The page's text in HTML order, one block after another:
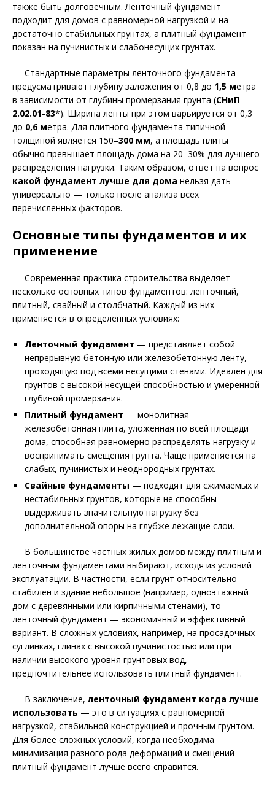
также быть долговечным. Ленточный фундамент
подходит для домов с равномерной нагрузкой и на
достаточно стабильных грунтах, а плитный фундамент
показан на пучинистых и слабонесущих грунтах.
Стандартные параметры ленточного фундамента
предусматривают глубину заложения от 0,8 до 1,5 метра
в зависимости от глубины промерзания грунта (СНиП
2.02.01-83*). Ширина ленты при этом варьируется от 0,3
до 0,6 метра. Для плитного фундамента типичной
толщиной является 150–300 мм, а площадь плиты
обычно превышает площадь дома на 20–30% для лучшего
распределения нагрузки. Таким образом, ответ на вопрос
какой фундамент лучше для дома нельзя дать
универсально — только после анализа всех
перечисленных факторов.
Основные типы фундаментов и их
применение
Современная практика строительства выделяет
несколько основных типов фундаментов: ленточный,
плитный, свайный и столбчатый. Каждый из них
применяется в определённых условиях:
Ленточный фундамент — представляет собой
непрерывную бетонную или железобетонную ленту,
проходящую под всеми несущими стенами. Идеален для
грунтов с высокой несущей способностью и умеренной
глубиной промерзания.
Плитный фундамент — монолитная
железобетонная плита, уложенная по всей площади
дома, способная равномерно распределять нагрузку и
воспринимать смещения грунта. Чаще применяется на
слабых, пучинистых и неоднородных грунтах.
Свайные фундаменты — подходят для сжимаемых и
нестабильных грунтов, которые не способны
выдерживать значительную нагрузку без
дополнительной опоры на глубже лежащие слои.
В большинстве частных жилых домов между плитным и
ленточным фундаментами выбирают, исходя из условий
эксплуатации. В частности, если грунт относительно
стабилен и здание небольшое (например, одноэтажный
дом с деревянными или кирпичными стенами), то
ленточный фундамент — экономичный и эффективный
вариант. В сложных условиях, например, на просадочных
суглинках, глинах с высокой пучинистостью или при
наличии высокого уровня грунтовых вод,
предпочтительнее использовать плитный фундамент.
В заключение, ленточный фундамент когда лучше
использовать — это в ситуациях с равномерной
нагрузкой, стабильной конструкцией и прочным грунтом.
Для более сложных условий, когда необходима
минимизация разного рода деформаций и смещений —
плитный фундамент лучше всего справится.